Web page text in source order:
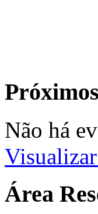
Não há
Área